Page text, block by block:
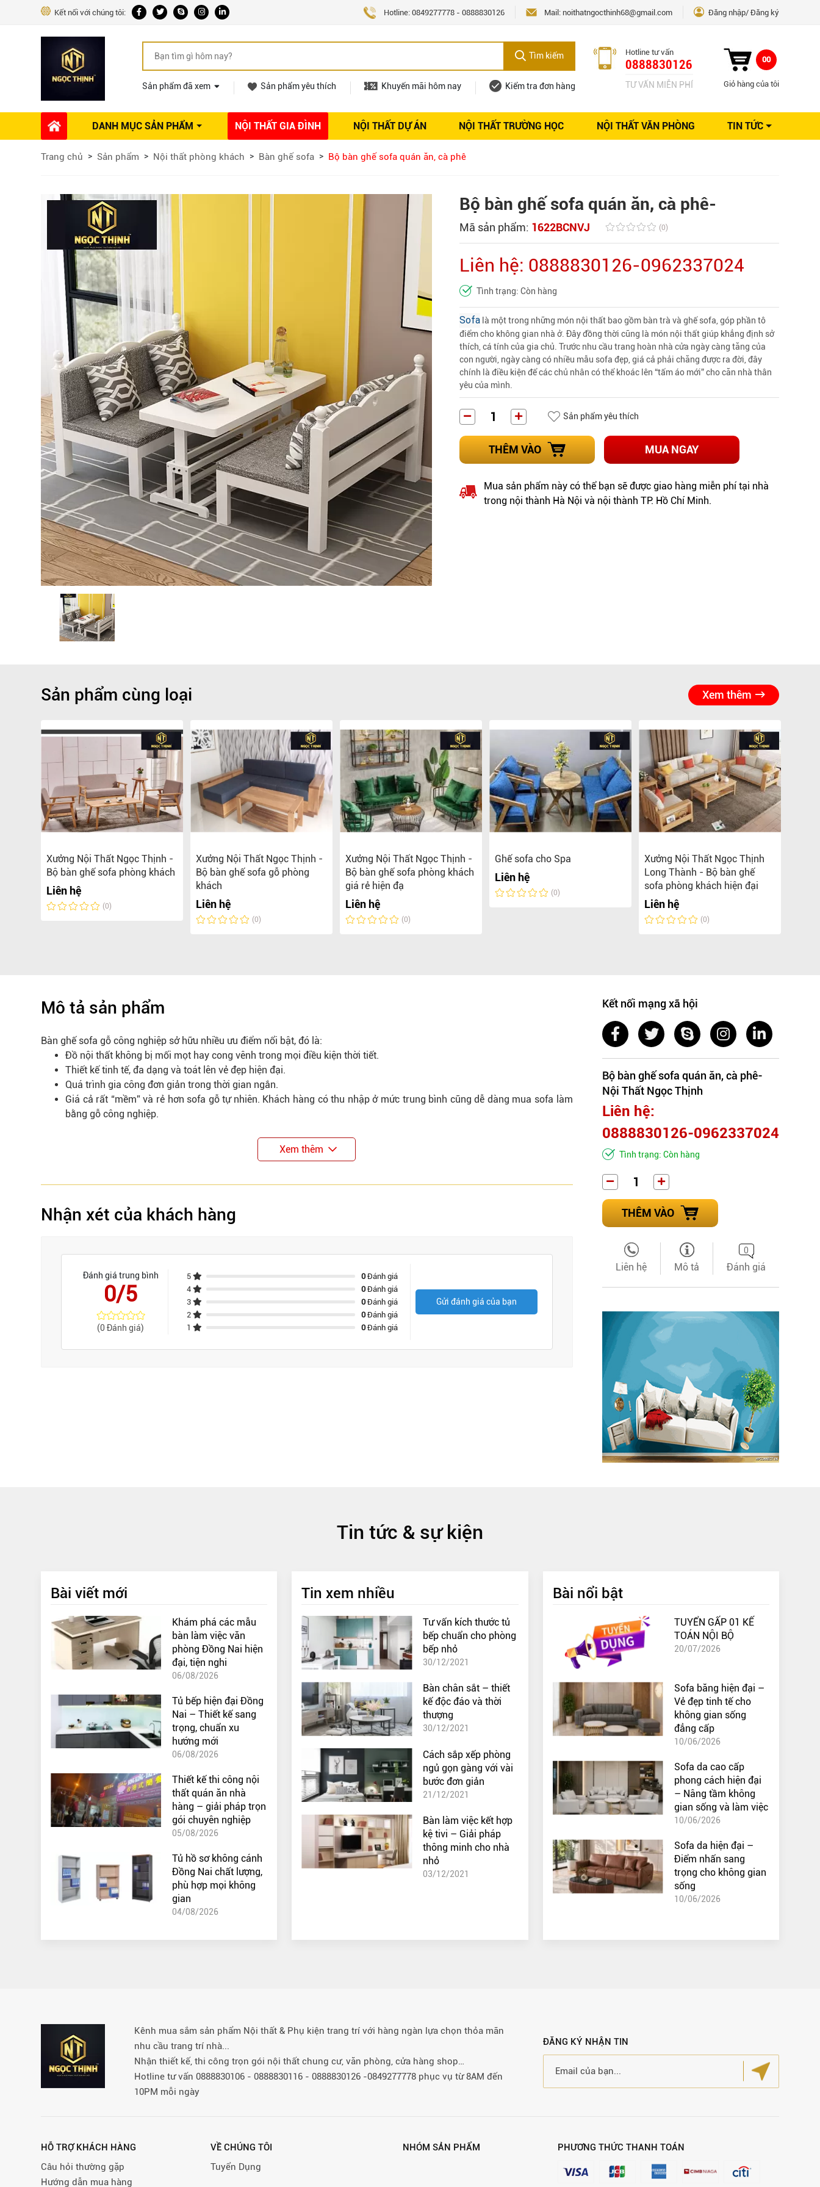
Kết nối với chúng tôi: Hotline: 0849277778 - 0888830126 Mail: noithatngocthinh68@gmail.com Đăng nhập Đăng ký
Tìm kiếm
Sản phẩm đã xem Sản phẩm yêu thích Khuyến mãi hôm nay Kiểm tra đơn hàng
Hotline tư vấn
0888830126
TƯ VẤN MIỄN PHÍ
00
Giỏ hàng của tôi
DANH MỤC SẢN PHẨM
Phụ kiện Nội thất
Ổ khóa tủ
Máy hút mùi
Vòi rửa nhà bếp
Phụ kiện tủ áo
Phụ kiện tủ bếp trên
Thùng đựng gạo
Bếp từ-Bếp hồng ngoại
Chậu rửa bát
Ray trượt – bản lề – tay nắm cửa
Phụ kiện tủ bếp dưới
Giá để bát đĩa đa năng
Giá để dao thớt
Kệ để chất tẩy rửa
Kệ gia vị
Kệ góc liên hoàn
NỘI THẤT GIA ĐÌNH NỘI THẤT DỰ ÁN NỘI THẤT TRƯỜNG HỌC NỘI THẤT VĂN PHÒNG TIN TỨC
Dự án thi công Báo giá Nội thất Tuyển dụng
Giải pháp thiết kế
Trang chủ Sản phẩm Nội thất phòng khách Bàn ghế sofa Bộ bàn ghế sofa quán ăn, cà phê
Bộ bàn ghế sofa quán ăn, cà phê-
Mã sản phẩm: 1622BCNVJ (0)
Liên hệ: 0888830126-0962337024
Tình trạng: Còn hàng
Sofa là một trong những món nội thất bao gồm bàn trà và ghế sofa, góp phần tô
điểm cho không gian nhà ở. Đây đồng thời cũng là món nội thất giúp khẳng định sở
thích, cá tính của gia chủ. Trước nhu cầu trang hoàn nhà cửa ngày càng tăng của
con người, ngày càng có nhiều mẫu sofa đẹp, giá cả phải chăng được ra đời, đây
chính là điều kiện để các chủ nhân có thể khoác lên “tấm áo mới” cho căn nhà thân
yêu của mình.
Sản phẩm yêu thích
THÊM VÀO MUA NGAY
Mua sản phẩm này có thể bạn sẽ được giao hàng miễn phí tại nhà
trong nội thành Hà Nội và nội thành TP. Hồ Chí Minh.
Sản phẩm cùng loại Xem thêm
Xưởng Nội Thất Ngọc Thịnh -
Bộ bàn ghế sofa phòng khách
Liên hệ
(0)
Xưởng Nội Thất Ngọc Thịnh -
Bộ bàn ghế sofa gỗ phòng
khách
Liên hệ
(0)
Xưởng Nội Thất Ngọc Thịnh -
Bộ bàn ghế sofa phòng khách
giá rẻ hiện đạ
Liên hệ
(0)
Ghế sofa cho Spa
Liên hệ
(0)
Xưởng Nội Thất Ngọc Thịnh
Long Thành - Bộ bàn ghế
sofa phòng khách hiện đại
Liên hệ
(0)
Mô tả sản phẩm
Bàn ghế sofa gỗ công nghiệp sở hữu nhiều ưu điểm nổi bật, đó là:
Đồ nội thất không bị mối mọt hay cong vênh trong mọi điều kiện thời tiết.
Thiết kế tinh tế, đa dạng và toát lên vẻ đẹp hiện đại.
Quá trình gia công đơn giản trong thời gian ngắn.
Giá cả rất “mềm” và rẻ hơn sofa gỗ tự nhiên. Khách hàng có thu nhập ở mức trung bình cũng dễ dàng mua sofa làm
bằng gỗ công nghiệp.
Xem thêm
Nhận xét của khách hàng
Đánh giá trung bình
0/5
(0 Đánh giá)
5 0Đánh giá
4
0Đánh giá
3
0Đánh giá
2
0Đánh giá
1
0Đánh giá
Gửi đánh giá của bạn
Kết nối mạng xã hội
Bộ bàn ghế sofa quán ăn, cà phê-
Nội Thất Ngọc Thịnh
Liên hệ:
0888830126-0962337024
Tình trạng: Còn hàng
THÊM VÀO
Liên hệ Mô tả
0
Đánh giá
Tin tức & sự kiện
Bài viết mới
Khám phá các mẫu
bàn làm việc văn
phòng Đồng Nai hiện
đại, tiện nghi
06/08/2026
Tủ bếp hiện đại Đồng
Nai – Thiết kế sang
trọng, chuẩn xu
hướng mới
06/08/2026
Thiết kế thi công nội
thất quán ăn nhà
hàng – giải pháp trọn
gói chuyên nghiệp
05/08/2026
Tủ hồ sơ không cánh
Đồng Nai chất lượng,
phù hợp mọi không
gian
04/08/2026
Tin xem nhiều
Tư vấn kích thước tủ
bếp chuẩn cho phòng
bếp nhỏ
30/12/2021
Bàn chân sắt – thiết
kế độc đáo và thời
thượng
30/12/2021
Cách sắp xếp phòng
ngủ gọn gàng với vài
bước đơn giản
21/12/2021
Bàn làm việc kết hợp
kệ tivi – Giải pháp
thông minh cho nhà
nhỏ
03/12/2021
Bài nổi bật
TUYỂN GẤP 01 KẾ
TOÁN NỘI BỘ
20/07/2026
Sofa băng hiện đại –
Vẻ đẹp tinh tế cho
không gian sống
đẳng cấp
10/06/2026
Sofa da cao cấp
phong cách hiện đại
– Nâng tầm không
gian sống và làm việc
10/06/2026
Sofa da hiện đại –
Điểm nhấn sang
trọng cho không gian
sống
10/06/2026
Kênh mua sắm sản phẩm Nội thất & Phụ kiện trang trí với hàng ngàn lựa chọn thỏa mãn
nhu cầu trang trí nhà...
Nhận thiết kế, thi công trọn gói nội thất chung cư, văn phòng, cửa hàng shop…
Hotline tư vấn 0888830106 - 0888830116 - 0888830126 -0849277778 phục vụ từ 8AM đến
10PM mỗi ngày
ĐĂNG KÝ NHẬN TIN
HỖ TRỢ KHÁCH HÀNG
Câu hỏi thường gặp
Hướng dẫn mua hàng
VỀ CHÚNG TÔI
Tuyển Dụng
NHÓM SẢN PHẨM PHƯƠNG THỨC THANH TOÁN